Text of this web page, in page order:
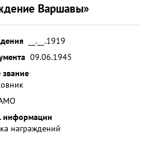
Варшавы»
__.__.1919
09.06.1945
информации
награждений